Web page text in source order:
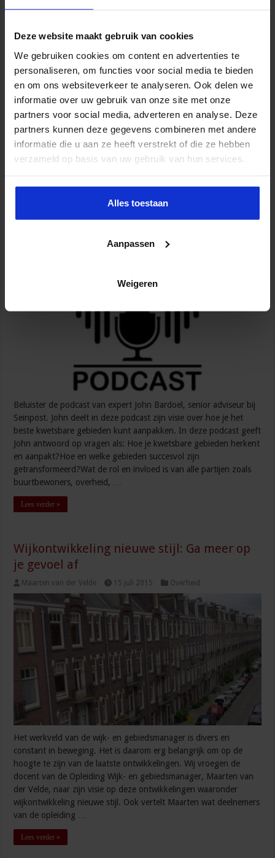
Deze website maakt gebruik van cookies
We gebruiken cookies om content en advertenties te
personaliseren, om functies voor social media te bieden
en om ons websiteverkeer te analyseren. Ook delen we
informatie over uw gebruik van onze site met onze
partners voor social media, adverteren en analyse. Deze
partners kunnen deze gegevens combineren met andere
informatie die u aan ze heeft verstrekt of die ze hebben
verzameld op basis van uw gebruik van hun services.
Alles toestaan
Aanpassen
Weigeren
Woensdag 2 juni was minister Kajsa Ollongren op werkbezoek in
de Tilburgse wijk West en de wijk Langdonk in Roosendaal. Twee
wijken waar gemeenten zich samen met bewoners, ondernemers
en professionals inzetten om de leefbaarheid en veiligheid te
verbeteren. Zo wordt overlast in de wijk aangepakt en gaat
criminaliteit, gezondheid en woningonderhoud. Tilburg Tilburg
West …
? Podcast: hoe pak je kwetsbare gebieden
Openbare orde en veiligheid
Beluister de podcast van expert John Bardoel, senior adviseur bij
Seinpost. John deelt in deze podcast zijn visie over hoe je het
beste kwetsbare gebieden kunt aanpakken. In deze podcast geeft
John antwoord op vragen als: Hoe je kwetsbare gebieden herkent
en aanpakt?Hoe en welke gebieden succesvol zijn
getransformeerd?Wat de rol en invloed is van alle partijen zoals
buurtbewoners, overheid, …
Lees verder »
Wijkontwikkeling nieuwe stijl: Ga meer op
je gevoel af
Maarten van der Velde 15 juli 2015 Overheid
Het werkveld van de wijk- en gebiedsmanager is divers en
constant in beweging. Het is daarom erg belangrijk om op de
hoogte te zijn van de laatste ontwikkelingen. Wij vroegen de
docent van de Opleiding Wijk- en gebiedsmanager, Maarten van
der Velde, naar zijn visie op deze ontwikkelingen waaronder
wijkontwikkeling nieuwe stijl. Ook vertelt Maarten wat deelnemers
van de opleiding …
Lees verder »